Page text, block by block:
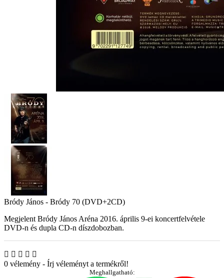
Bródy János - Bródy 70 (DVD+2CD)
Megjelent Bródy János Aréna 2016. április 9-ei koncertfelvétele
DVD-n és dupla CD-n díszdobozban.
0 vélemény - Írj véleményt a termékről!
Meghallgatható: